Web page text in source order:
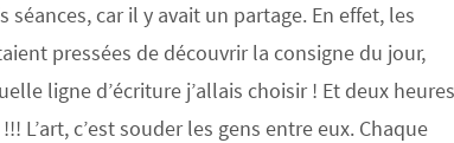
car il y avait un partage. En effet, les
pressées de découvrir la consigne du jour,
ligne d’écriture j’allais choisir ! Et deux heures
L’art, c’est souder les gens entre eux. Chaque